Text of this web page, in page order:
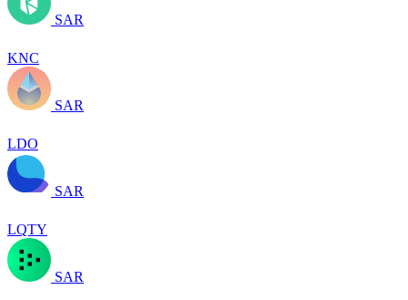
SAR
KNC
SAR
LDO
SAR
LQTY
SAR